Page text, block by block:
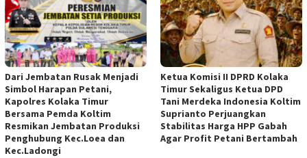
Dari Jembatan Rusak Menjadi
Simbol Harapan Petani,
Kapolres Kolaka Timur
Bersama Pemda Koltim
Resmikan Jembatan Produksi
Penghubung Kec.Loea dan
Kec.Ladongi
Ketua Komisi II DPRD Kolaka
Timur Sekaligus Ketua DPD
Tani Merdeka Indonesia Koltim
Suprianto Perjuangkan
Stabilitas Harga HPP Gabah
Agar Profit Petani Bertambah